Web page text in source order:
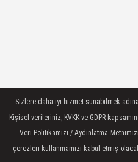
Sizlere daha iyi hizmet sunabilmek
Kişisel verileriniz, KVKK ve GDPR
Veri Politikamızı / Aydınlatma
çerezleri kullanmamızı kabul etmiş